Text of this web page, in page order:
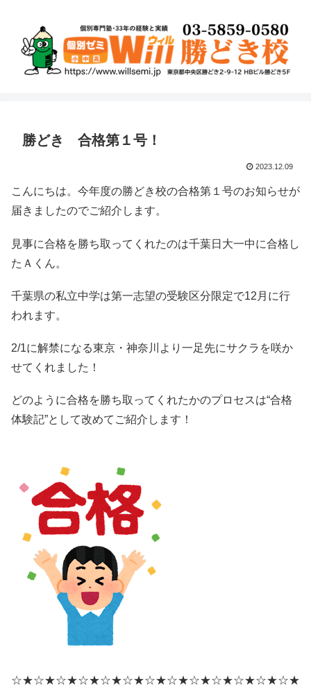
勝どき 合格第１号！
2023.12.09
こんにちは。今年度の勝どき校の合格第１号のお知らせが
届きましたのでご紹介します。
見事に合格を勝ち取ってくれたのは千葉日大一中に合格し
たＡくん。
千葉県の私立中学は第一志望の受験区分限定で12月に行
われます。
2/1に解禁になる東京・神奈川より一足先にサクラを咲か
せてくれました！
どのように合格を勝ち取ってくれたかのプロセスは“合格
体験記”として改めてご紹介します！
☆★☆★☆★☆★☆★☆★☆★☆★☆★☆★☆★☆★☆★